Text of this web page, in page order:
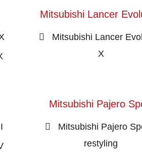
Mitsubishi Lancer
Mitsubishi Lancer
X
Mitsubishi Pajero
Mitsubishi Pajero
restyling